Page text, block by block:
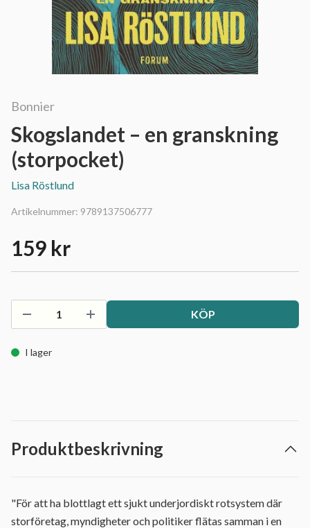
Bonnier
Skogslandet – en granskning
(storpocket)
Lisa Röstlund
Artikelnummer: 9789137506777
159 kr
KÖP
I lager
Produktbeskrivning
"För att ha blottlagt ett sjukt underjordiskt rotsystem där
storföretag, myndigheter och politiker flätas samman i en